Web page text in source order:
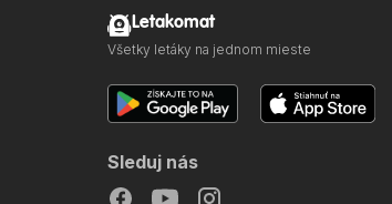
Letakomat
Všetky letáky na jednom mieste
Sleduj nás